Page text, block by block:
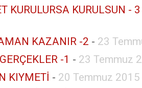
KURULURSA KURULSUN - 3
KAZANIR -2 - 23
-1 - 23 Temmuz
KIYMETİ - 20 Temmuz